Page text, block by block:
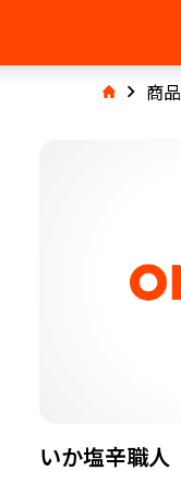
商品
いか塩辛職人